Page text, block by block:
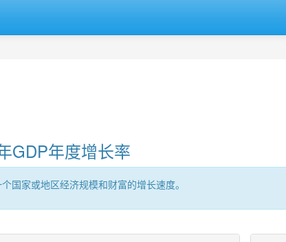
GDP年度增长率
国家或地区经济规模和财富的增长速度。